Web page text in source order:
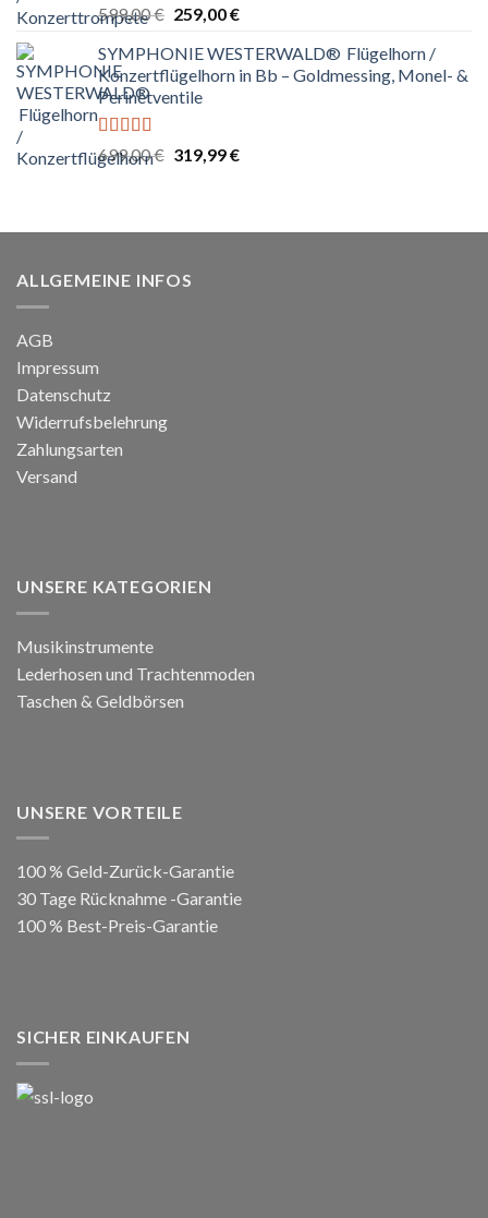
Bewertet
mit5.00
5
599,00€ Ursprünglicher
war:
599,00 €
259,00€Aktueller
ist:
259,00 €.
SYMPHONIE WESTERWALD® Flügelhorn /
Konzertflügelhorn in Bb – Goldmessing, Monel- &
Perinetventile
Bewertet
mit5.00
699,00€ Ursprünglicher
319,99€Aktueller
ALLGEMEINE INFOS
AGB
Impressum
Datenschutz
Widerrufsbelehrung
Zahlungsarten
Versand
UNSERE KATEGORIEN
Musikinstrumente
Lederhosen und Trachtenmoden
Taschen & Geldbörsen
UNSERE VORTEILE
100 % Geld-Zurück-Garantie
30 Tage Rücknahme -Garantie
100 % Best-Preis-Garantie
SICHER EINKAUFEN